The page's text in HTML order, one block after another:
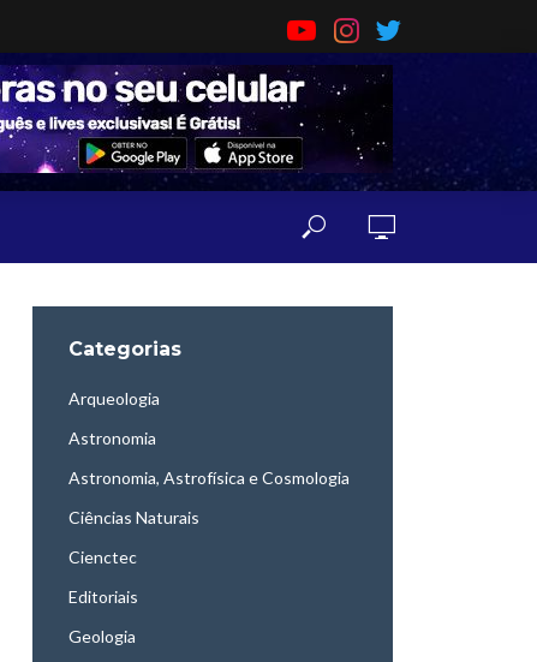
Categorias
Arqueologia
Astronomia
Astronomia, Astrofísica e Cosmologia
Ciências Naturais
Cienctec
Editoriais
Geologia